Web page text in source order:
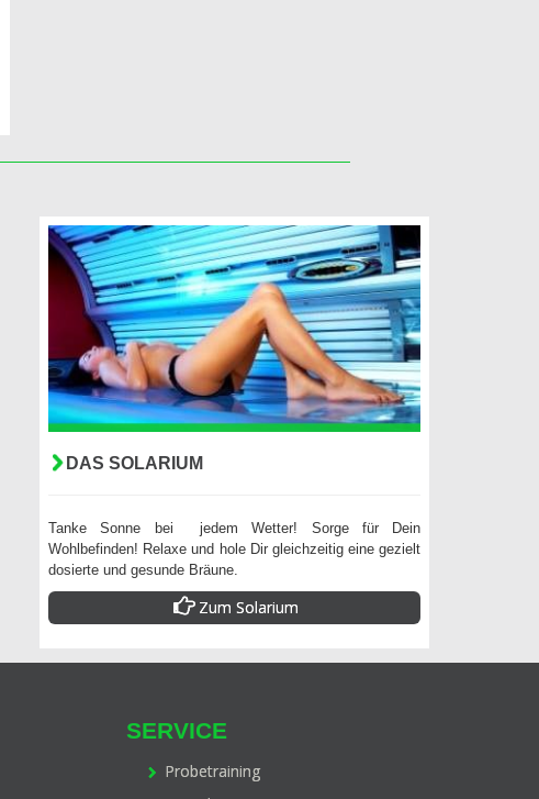
DAS SOLARIUM
Tanke Sonne bei jedem Wetter! Sorge für Dein
Wohlbefinden! Relaxe und hole Dir gleichzeitig eine gezielt
dosierte und gesunde Bräune.
Zum Solarium
SERVICE
Probetraining